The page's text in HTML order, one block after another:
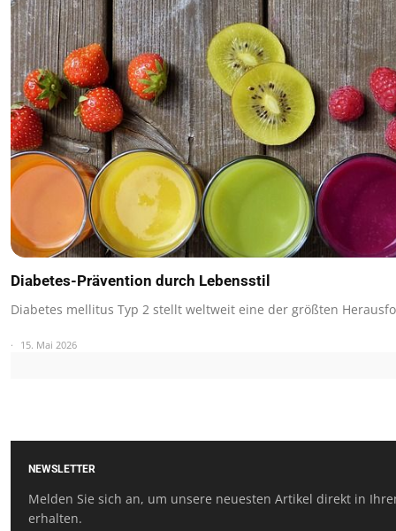
Diabetes-Prävention durch Lebensstil
Diabetes mellitus Typ 2 stellt weltweit eine der größten
15. Mai 2026
NEWSLETTER
Melden Sie sich an, um unsere neuesten Artikel direkt in
erhalten.